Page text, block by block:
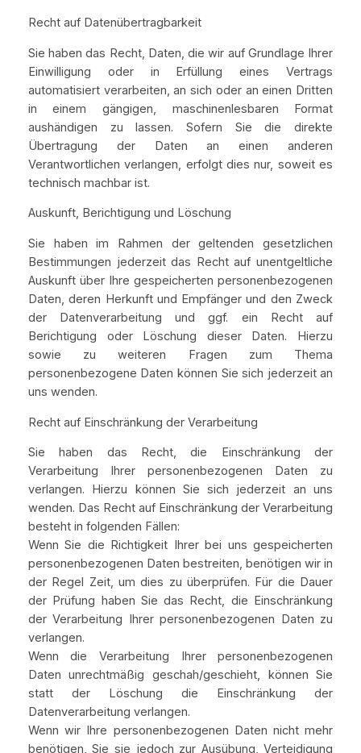
Recht auf Datenübertragbarkeit
Sie haben das Recht, Daten, die wir auf Grundlage Ihrer
Einwilligung oder in Erfüllung eines Vertrags
automatisiert verarbeiten, an sich oder an einen Dritten
in einem gängigen, maschinenlesbaren Format
aushändigen zu lassen. Sofern Sie die direkte
Übertragung der Daten an einen anderen
Verantwortlichen verlangen, erfolgt dies nur, soweit es
technisch machbar ist.
Auskunft, Berichtigung und Löschung
Sie haben im Rahmen der geltenden gesetzlichen
Bestimmungen jederzeit das Recht auf unentgeltliche
Auskunft über Ihre gespeicherten personenbezogenen
Daten, deren Herkunft und Empfänger und den Zweck
der Datenverarbeitung und ggf. ein Recht auf
Berichtigung oder Löschung dieser Daten. Hierzu
sowie zu weiteren Fragen zum Thema
personenbezogene Daten können Sie sich jederzeit an
uns wenden.
Recht auf Einschränkung der Verarbeitung
Sie haben das Recht, die Einschränkung der
Verarbeitung Ihrer personenbezogenen Daten zu
verlangen. Hierzu können Sie sich jederzeit an uns
wenden. Das Recht auf Einschränkung der Verarbeitung
besteht in folgenden Fällen:
Wenn Sie die Richtigkeit Ihrer bei uns gespeicherten
personenbezogenen Daten bestreiten, benötigen wir in
der Regel Zeit, um dies zu überprüfen. Für die Dauer
der Prüfung haben Sie das Recht, die Einschränkung
der Verarbeitung Ihrer personenbezogenen Daten zu
verlangen.
Wenn die Verarbeitung Ihrer personenbezogenen
Daten unrechtmäßig geschah/geschieht, können Sie
statt der Löschung die Einschränkung der
Datenverarbeitung verlangen.
Wenn wir Ihre personenbezogenen Daten nicht mehr
benötigen, Sie sie jedoch zur Ausübung, Verteidigung